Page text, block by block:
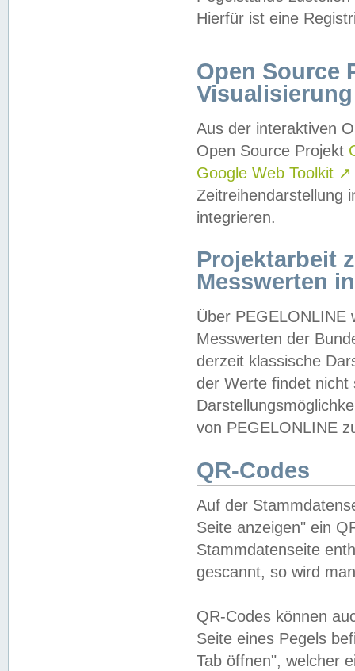
Hierfür ist eine
Open Source
Visualisierung
Aus der interaktiven
Open Source Projekt
Google Web Toolkit ↗
Zeitreihendarstellung
integrieren.
Projektarbeit
Messwerten
Über PEGELONLINE
Messwerten der
derzeit klassische
der Werte findet
von PEGELONLINE
QR-Codes
Auf der
Seite anzeigen" ein
Stammdatenseite
gescannt, so wird
QR-Codes können
Seite eines Pegels
Tab öffnen", welcher